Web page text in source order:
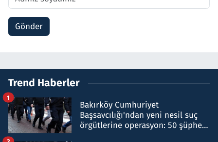
Gönder
Trend Haberler
Bakırköy Cumhuriyet
Başsavcılığı'ndan yeni nesil suç
örgütlerine operasyon: 50 şüpheli
1